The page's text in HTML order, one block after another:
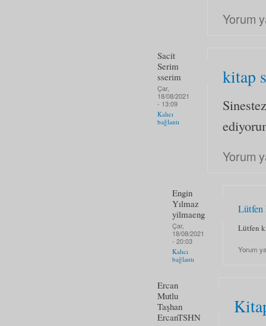
Yorum
Sacit
Serim
sserim
Çar,
18/08/2021
- 13:09
Kalıcı
bağlantı
kitap
Yorum
Engin
Yılmaz
yilmaeng
Çar,
18/08/2021
- 20:03
Kalıcı
bağlantı
Lütfen
Yorum
Ercan
Mutlu
Taşhan
ErcanTSHN